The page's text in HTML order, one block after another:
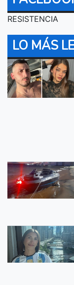
RESISTENCIA
LO MÁS